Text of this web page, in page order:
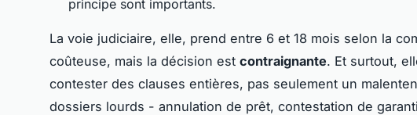
principe sont importants.
La voie judiciaire, elle, prend entre 6 et 18 mois selon la
coûteuse, mais la décision est contraignante. Et surtout,
contester des clauses entières, pas seulement un
dossiers lourds - annulation de prêt, contestation de